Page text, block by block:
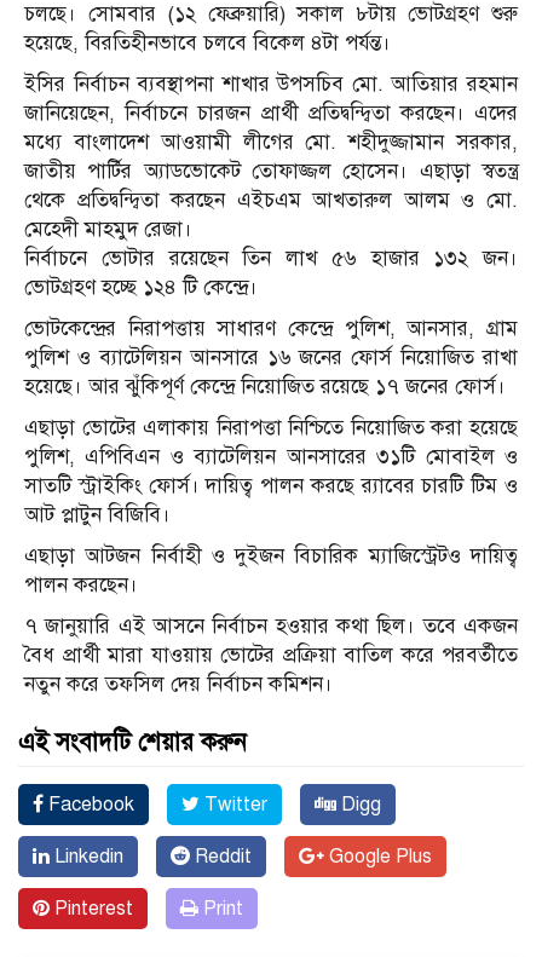
চলছে। সোমবার (১২ ফেব্রুয়ারি) সকাল ৮টায় ভোটগ্রহণ শুরু
হয়েছে, বিরতিহীনভাবে চলবে বিকেল ৪টা পর্যন্ত।
ইসির নির্বাচন ব্যবস্থাপনা শাখার উপসচিব মো. আতিয়ার রহমান
জানিয়েছেন, নির্বাচনে চারজন প্রার্থী প্রতিদ্বন্দ্বিতা করছেন। এদের
মধ্যে বাংলাদেশ আওয়ামী লীগের মো. শহীদুজ্জামান সরকার,
জাতীয় পার্টির অ্যাডভোকেট তোফাজ্জল হোসেন। এছাড়া স্বতন্ত্র
থেকে প্রতিদ্বন্দ্বিতা করছেন এইচএম আখতারুল আলম ও মো.
মেহেদী মাহমুদ রেজা।
নির্বাচনে ভোটার রয়েছেন তিন লাখ ৫৬ হাজার ১৩২ জন।
ভোটগ্রহণ হচ্ছে ১২৪ টি কেন্দ্রে।
ভোটকেন্দ্রের নিরাপত্তায় সাধারণ কেন্দ্রে পুলিশ, আনসার, গ্রাম
পুলিশ ও ব্যাটেলিয়ন আনসারে ১৬ জনের ফোর্স নিয়োজিত রাখা
হয়েছে। আর ঝুঁকিপূর্ণ কেন্দ্রে নিয়োজিত রয়েছে ১৭ জনের ফোর্স।
এছাড়া ভোটের এলাকায় নিরাপত্তা নিশ্চিতে নিয়োজিত করা হয়েছে
পুলিশ, এপিবিএন ও ব্যাটেলিয়ন আনসারের ৩১টি মোবাইল ও
সাতটি স্ট্রাইকিং ফোর্স। দায়িত্ব পালন করছে র‌্যাবের চারটি টিম ও
আট প্লাটুন বিজিবি।
এছাড়া আটজন নির্বাহী ও দুইজন বিচারিক ম্যাজিস্ট্রেটও দায়িত্ব
পালন করছেন।
৭ জানুয়ারি এই আসনে নির্বাচন হওয়ার কথা ছিল। তবে একজন
বৈধ প্রার্থী মারা যাওয়ায় ভোটের প্রক্রিয়া বাতিল করে পরবর্তীতে
নতুন করে তফসিল দেয় নির্বাচন কমিশন।
এই সংবাদটি শেয়ার করুন
Facebook Twitter Digg
Linkedin Reddit Google Plus
Pinterest Print